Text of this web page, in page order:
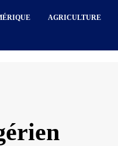
AGRICULTURE